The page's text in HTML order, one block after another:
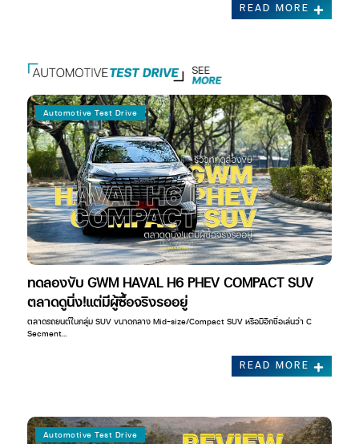
READ MORE
Automotive Test Drive
ทดลองขับ GWM HAVAL H6 PHEV COMPACT SUV
ตลาดดูนิ่ง!แต่มีผู้ซื้อจริงรออยู่
ตลาดรถยนต์ในกลุ่ม SUV ขนาดกลาง Mid-size/Compact SUV หรือมีอีกชื่อเล่นว่า C
Secment…
READ MORE
Automotive Test Drive